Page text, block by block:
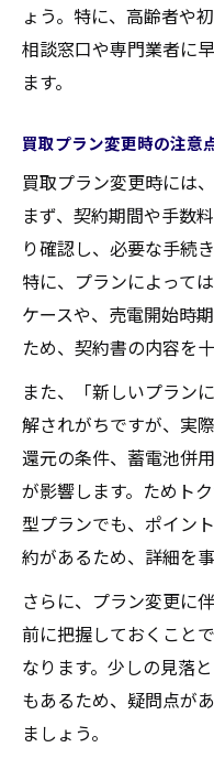
ょう。特に、高齢者や
相談窓口や専門業者に
ます。
買取プラン変更時の注意
買取プラン変更時には
まず、契約期間や手数
り確認し、必要な手続
特に、プランによって
ケースや、売電開始時
ため、契約書の内容を
また、「新しいプラン
解されがちですが、実
還元の条件、蓄電池併
が影響します。ためト
型プランでも、ポイン
約があるため、詳細を
さらに、プラン変更に
前に把握しておくこと
なります。少しの見落
もあるため、疑問点が
ましょう。